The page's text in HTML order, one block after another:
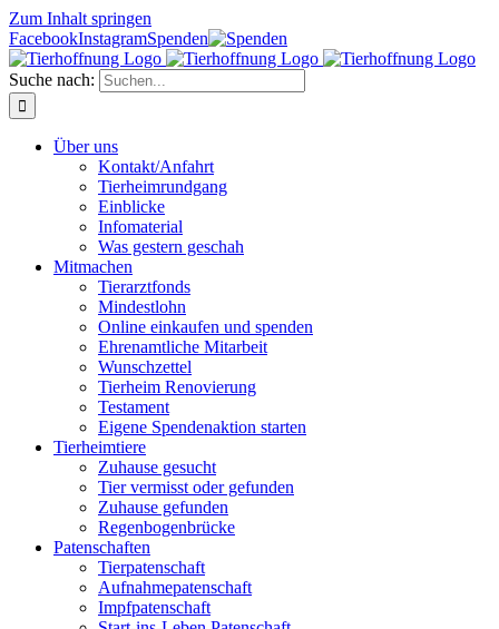
Zum Inhalt springen
FacebookInstagramSpenden
Suche nach:
Über uns
Kontakt/Anfahrt
Tierheimrundgang
Einblicke
Infomaterial
Was gestern geschah
Mitmachen
Tierarztfonds
Mindestlohn
Online einkaufen und spenden
Ehrenamtliche Mitarbeit
Wunschzettel
Tierheim Renovierung
Testament
Eigene Spendenaktion starten
Tierheimtiere
Zuhause gesucht
Tier vermisst oder gefunden
Zuhause gefunden
Regenbogenbrücke
Patenschaften
Tierpatenschaft
Aufnahmepatenschaft
Impfpatenschaft